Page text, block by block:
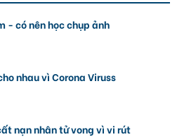
- có nên học chụp ảnh
nhau vì Corona Viruss
nạn nhân tử vong vì vi rút